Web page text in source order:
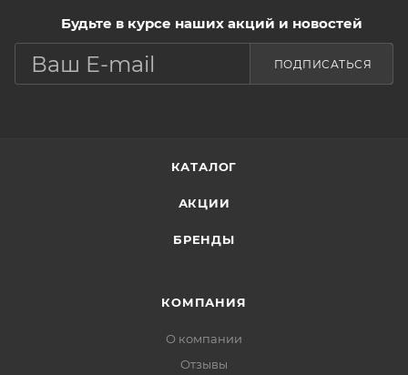
Будьте в курсе наших акций и новостей
ПОДПИСАТЬСЯ
КАТАЛОГ
АКЦИИ
БРЕНДЫ
КОМПАНИЯ
О компании
Отзывы